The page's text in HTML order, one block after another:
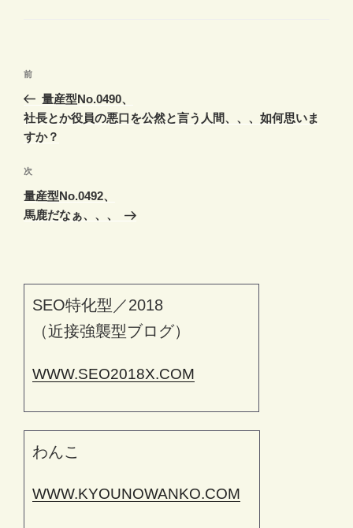
投
ナ
ビ
ー
シ
ョ
前
の
投
稿
前
量産型No.0490、
社長とか役員の悪口を公然と言う人間、、、如何思いま
すか？
次
の
投
次
量産型No.0492、
馬鹿だなぁ、、、
SEO特化型／2018
（近接強襲型ブログ）
WWW.SEO2018X.COM
わんこ
WWW.KYOUNOWANKO.COM